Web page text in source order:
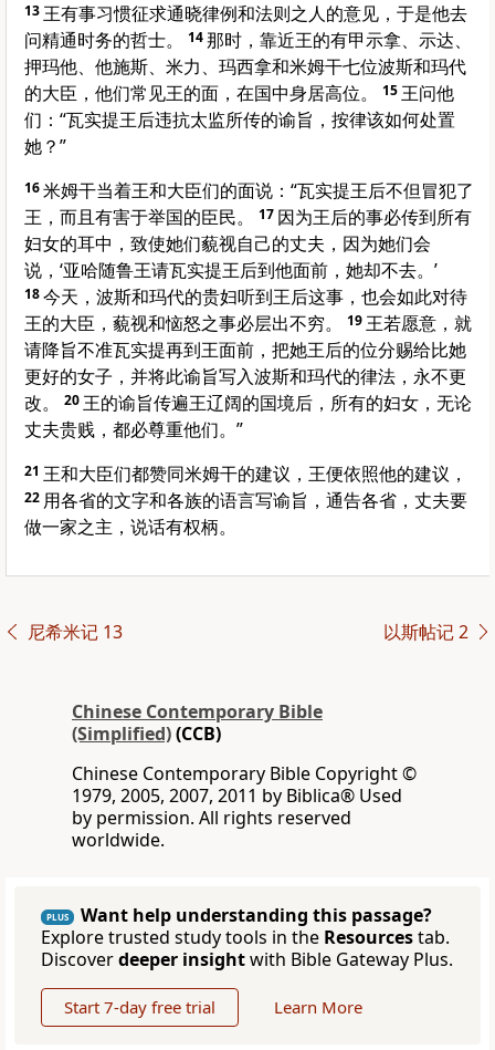
13王有事习惯征求通晓律例和法则之人的意见，于是他去
问精通时务的哲士。
14那时，靠近王的有甲示拿、示达、
押玛他、他施斯、米力、玛西拿和米姆干七位波斯和玛代
的大臣，他们常见王的面，在国中身居高位。
15王问他
们：“瓦实提王后违抗太监所传的谕旨，按律该如何处置
她？”
16米姆干当着王和大臣们的面说：“瓦实提王后不但冒犯了
王，而且有害于举国的臣民。
17 因为王后的事必传到所有
妇女的耳中，致使她们藐视自己的丈夫，因为她们会
说，‘亚哈随鲁王请瓦实提王后到他面前，她却不去。’
18今天，波斯和玛代的贵妇听到王后这事，也会如此对待
王的大臣，藐视和恼怒之事必层出不穷。
19王若愿意，就
请降旨不准瓦实提再到王面前，把她王后的位分赐给比她
更好的女子，并将此谕旨写入波斯和玛代的律法，永不更
改。
20王的谕旨传遍王辽阔的国境后，所有的妇女，无论
丈夫贵贱，都必尊重他们。”
21 王和大臣们都赞同米姆干的建议，王便依照他的建议，
22 用各省的文字和各族的语言写谕旨，通告各省，丈夫要
做一家之主，说话有权柄。
尼希米记 13 以斯帖记 2
Chinese Contemporary Bible
(Simplified)(CCB)
Chinese Contemporary Bible Copyright ©
1979, 2005, 2007, 2011 by Biblica® Used
by permission. All rights reserved
worldwide.
PLUS
Want help understanding this passage?
Explore trusted study tools in the Resourcestab.
Discoverdeeper insightwith Bible Gateway Plus.
Start 7-day free trial Learn More